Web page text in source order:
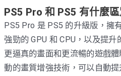
PS5 Pro 和 PS5 有什麼區
PS5 Pro 是 PS5 的升級版，擁
強勁的 GPU 和 CPU，以及提
更逼真的畫面和更流暢的遊戲
動的畫質增強技術，可以自動